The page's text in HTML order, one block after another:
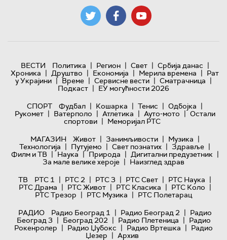
ВЕСТИ Политика | Регион | Свет | Србија данас |
Хроника | Друштво | Економија | Мерила времена | Рат
у Украјини | Време | Сервисне вести | Сматрачница |
Подкаст | ЕУ могућности 2026
СПОРТ
Фудбал | Кошарка | Тенис | Одбојка |
Рукомет | Ватерполо | Атлетика | Ауто-мото | Остали
спортови | Меморијал РТС
МАГАЗИН
Живот | Занимљивости | Музика |
Технологијa | Путујемо | Свет познатих | Здравље |
Филм и ТВ | Наука | Природа | Дигитални предузетник |
За мале велике хероје | Наизглед здрав
ТВ
РТС 1 | РТС 2 | РТС 3 | РТС Свет | РТС Наука |
РТС Драма | РТС Живот | РТС Класика | РТС Коло |
РТС Трезор | РТС Музика | РТС Полетарац
РАДИО
Радио Београд 1 | Радио Београд 2 | Радио
Београд 3 | Београд 202 | Радио Плетеница | Радио
Рокенролер | Радио Џубокс | Радио Вртешка | Радио
Џезер | Архив